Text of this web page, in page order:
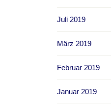
Juli 2019
März 2019
Februar 2019
Januar 2019